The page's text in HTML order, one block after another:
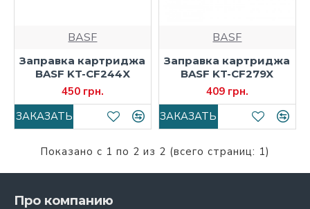
BASF
Заправка картриджа
BASF KT-CF244X
450 грн.
ЗАКАЗАТЬ
BASF
Заправка картриджа
BASF KT-CF279X
409 грн.
ЗАКАЗАТЬ
Показано с 1 по 2 из 2 (всего страниц: 1)
Про компанию